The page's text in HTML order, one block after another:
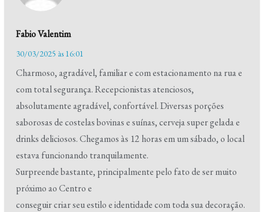
Fabio Valentim
30/03/2025 às 16:01
Charmoso, agradável, familiar e com estacionamento na rua e
com total segurança. Recepcionistas atenciosos,
absolutamente agradável, confortável. Diversas porções
saborosas de costelas bovinas e suínas, cerveja super gelada e
drinks deliciosos. Chegamos às 12 horas em um sábado, o local
estava funcionando tranquilamente.
Surpreende bastante, principalmente pelo fato de ser muito
próximo ao Centro e
conseguir criar seu estilo e identidade com toda sua decoração.